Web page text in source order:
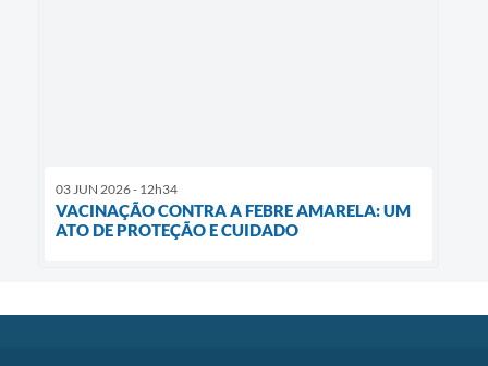
03 JUN 2026 - 12h34
VACINAÇÃO CONTRA A FEBRE AMARELA: UM
ATO DE PROTEÇÃO E CUIDADO